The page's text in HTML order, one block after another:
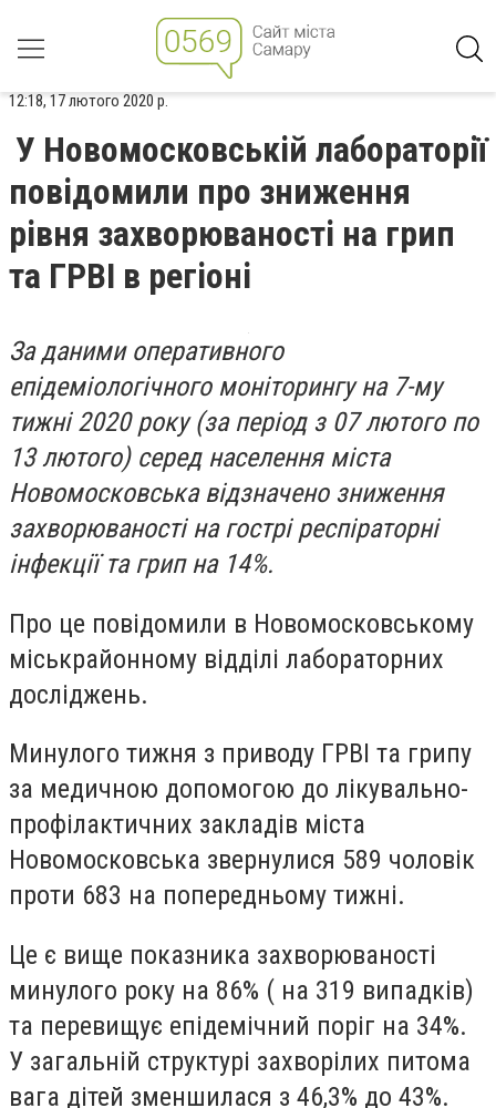
12:18, 17 лютого 2020 р.
У Новомосковській лабораторії
повідомили про зниження
рівня захворюваності на грип
та ГРВІ в регіоні
За даними оперативного
епідеміологічного моніторингу на 7-му
тижні 2020 року (за період з 07 лютого по
13 лютого) серед населення міста
Новомосковська відзначено зниження
захворюваності на гострі респіраторні
інфекції та грип на 14%.
Про це повідомили в Новомосковському
міськрайонному відділі лабораторних
досліджень.
Минулого тижня з приводу ГРВІ та грипу
за медичною допомогою до лікувально-
профілактичних закладів міста
Новомосковська звернулися 589 чоловік
проти 683 на попередньому тижні.
Це є вище показника захворюваності
минулого року на 86% ( на 319 випадків)
та перевищує епідемічний поріг на 34%.
У загальній структурі захворілих питома
вага дітей зменшилася з 46,3% до 43%.